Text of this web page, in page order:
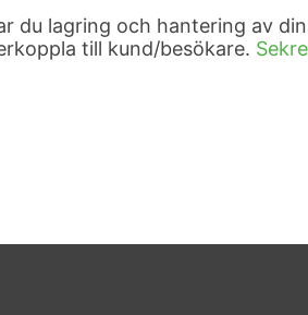
du lagring och hantering av
till kund/besökare.